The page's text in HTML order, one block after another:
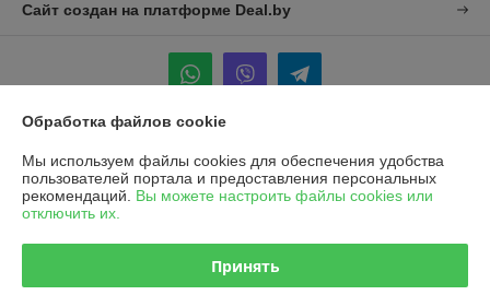
Сайт создан на платформе Deal.by
Информация для покупателя
Юридическое лицо:УП "Агро-Дон-Снаб"
220086 г. Минск, ул. Славинского 8А, к.5
Регистрационный номер ЕГР: 190437992
Обработка файлов cookie
Мы используем файлы cookies для обеспечения удобства
пользователей портала и предоставления персональных
рекомендаций. Вы можете настроить файлы cookies или
отключить их.
Принять